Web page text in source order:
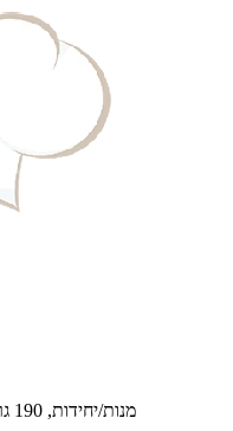
3 מנות/יחידות, 190 גרם למנה\יחידה